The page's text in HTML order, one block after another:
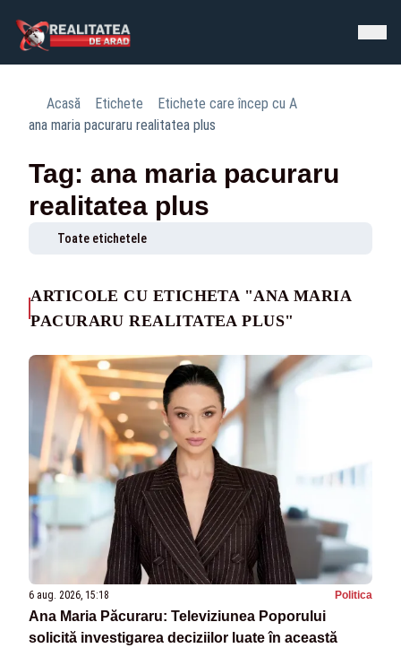
Acasă Etichete
Etichete care încep cu A
ana maria pacuraru realitatea plus
Tag: ana maria pacuraru
realitatea plus
Toate etichetele
ARTICOLE CU ETICHETA "ANA MARIA
PACURARU REALITATEA PLUS"
6 aug. 2026, 15:18 Politica
Ana Maria Păcuraru: Televiziunea Poporului
solicită investigarea deciziilor luate în această